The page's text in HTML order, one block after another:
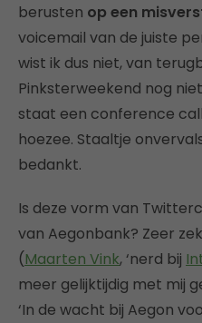
berusten op een
voicemail van de juiste
wist ik dus niet, van
Pinksterweekend nog
staat een conference
hoezee. Staaltje
bedankt.
Is deze vorm van
van Aegonbank? Zeer
(Maarten Vink, ‘nerd bij
meer gelijktijdig met mij
‘In de wacht bij Aegon